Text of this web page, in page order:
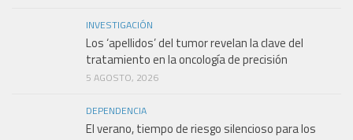
INVESTIGACIÓN
Los ‘apellidos’ del tumor revelan la clave del
tratamiento en la oncología de precisión
5 AGOSTO, 2026
DEPENDENCIA
El verano, tiempo de riesgo silencioso para los